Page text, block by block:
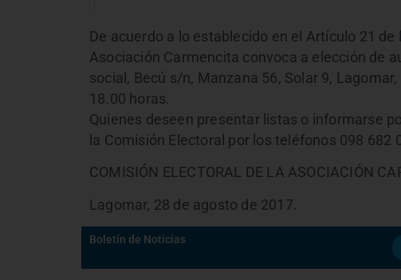
De acuerdo a lo establecido en el Artículo 21
Asociación Carmencita convoca a elección de
social, Becú s/n, Manzana 56, Solar 9,
18.00 horas.
Quienes deseen presentar listas o informarse
la Comisión Electoral por los teléfonos 098 682
COMISIÓN ELECTORAL DE LA ASOCIACIÓN
Lagomar, 28 de agosto de 2017.
Boletín de Noticias